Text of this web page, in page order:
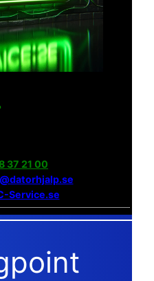
37 21 00
Service.se